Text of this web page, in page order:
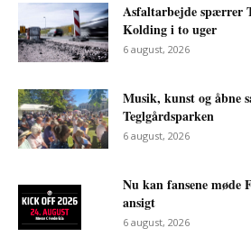
Asfaltarbejde spærrer
Kolding i to uger
6 august, 2026
Musik, kunst og åbne
Teglgårdsparken
6 august, 2026
Nu kan fansene møde
ansigt
6 august, 2026